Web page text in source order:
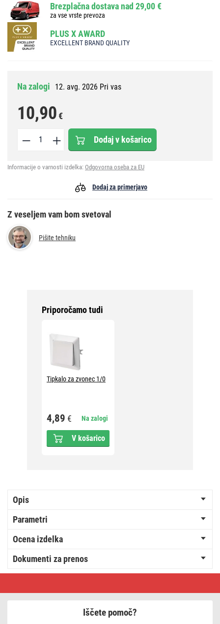
Brezplačna dostava nad 29,00 €
za vse vrste prevoza
PLUS X AWARD
EXCELLENT BRAND QUALITY
Na zalogi 12. avg. 2026 Pri vas
10,90€
Dodaj v košarico
Informacije o varnosti izdelka: Odgovorna oseba za EU
Dodaj za primerjavo
Z veseljem vam bom svetoval
Pišite tehniku
Priporočamo tudi
Tipkalo za zvonec 1/0
4,89 € Na zalogi
V košarico
Opis
Parametri
Ocena izdelka
Dokumenti za prenos
Iščete pomoč?